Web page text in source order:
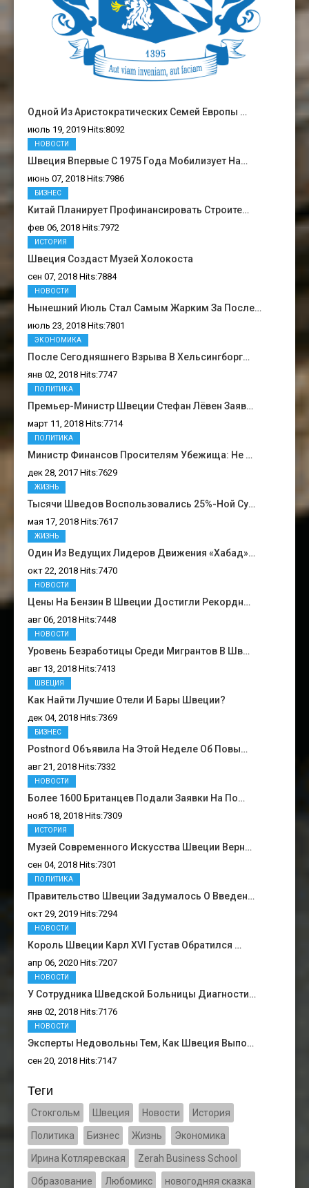
Одной Из Аристократических Семей Европы …
июль 19, 2019 Hits:8092
Швеция Впервые С 1975 Года Мобилизует На…
июнь 07, 2018 Hits:7986
НОВОСТИ
Китай Планирует Профинансировать Строите…
фев 06, 2018 Hits:7972
БИЗНЕС
Швеция Создаст Музей Холокоста
сен 07, 2018 Hits:7884
ИСТОРИЯ
Нынешний Июль Стал Самым Жарким За После…
июль 23, 2018 Hits:7801
НОВОСТИ
После Сегодняшнего Взрыва В Хельсингборг…
янв 02, 2018 Hits:7747
ЭКОНОМИКА
Премьер-Министр Швеции Стефан Лёвен Заяв…
март 11, 2018 Hits:7714
ПОЛИТИКА
Министр Финансов Просителям Убежища: Не …
дек 28, 2017 Hits:7629
ПОЛИТИКА
Тысячи Шведов Воспользовались 25%-Ной Су…
мая 17, 2018 Hits:7617
ЖИЗНЬ
Один Из Ведущих Лидеров Движения «Хабад»…
окт 22, 2018 Hits:7470
ЖИЗНЬ
Цены На Бензин В Швеции Достигли Рекордн…
авг 06, 2018 Hits:7448
НОВОСТИ
Уровень Безработицы Среди Мигрантов В Шв…
авг 13, 2018 Hits:7413
НОВОСТИ
Как Найти Лучшие Отели И Бары Швеции?
дек 04, 2018 Hits:7369
ШВЕЦИЯ
Postnord Объявила На Этой Неделе Об Повы…
авг 21, 2018 Hits:7332
БИЗНЕС
Более 1600 Британцев Подали Заявки На По…
нояб 18, 2018 Hits:7309
НОВОСТИ
Музей Современного Искусства Швеции Верн…
сен 04, 2018 Hits:7301
ИСТОРИЯ
Правительство Швеции Задумалось О Введен…
окт 29, 2019 Hits:7294
ПОЛИТИКА
Король Швеции Карл XVI Густав Обратился …
апр 06, 2020 Hits:7207
НОВОСТИ
У Сотрудника Шведской Больницы Диагности…
янв 02, 2018 Hits:7176
НОВОСТИ
Эксперты Недовольны Тем, Как Швеция Выпо…
сен 20, 2018 Hits:7147
НОВОСТИ
Теги
Стокгольм Швеция Новости История
Политика Бизнес Жизнь Экономика
Ирина Котляревская Zerah Business School
Образование Любомикс новогодняя сказка